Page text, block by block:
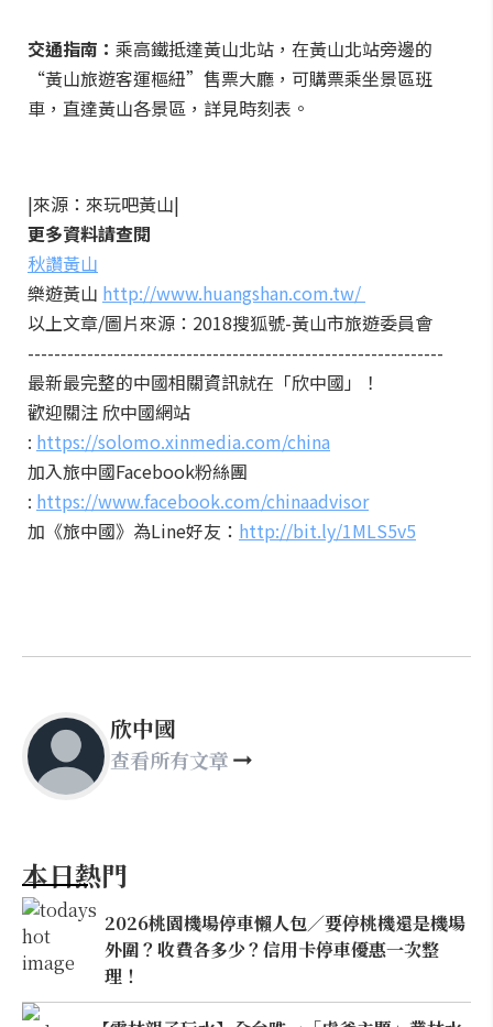
交通指南： 乘高鐵抵達黃山北站，在黃山北站旁邊的
“黃山旅遊客運樞紐”售票大廳，可購票乘坐景區班
車，直達黃山各景區，詳見時刻表。
|來源：來玩吧黃山|
更多資料請查閱
秋讚黃山
樂遊黃山 http://www.huangshan.com.tw/
以上文章/圖片來源：2018搜狐號-黃山市旅遊委員會
---------------------------------------------------------------
最新最完整的中國相關資訊就在「欣中國」！
歡迎關注 欣中國網站
: https://solomo.xinmedia.com/china
加入旅中國Facebook粉絲團
: https://www.facebook.com/chinaadvisor
加《旅中國》為Line好友： http://bit.ly/1MLS5v5
欣中國
查看所有文章
本日熱門
2026桃園機場停車懶人包／要停桃機還是機場
外圍？收費各多少？信用卡停車優惠一次整
理！